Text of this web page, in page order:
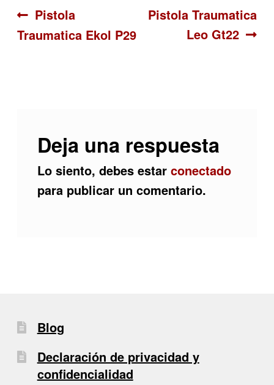
Navegación
de
Anterior:
Pistola
Traumatica Ekol P29
Siguiente:
Pistola Traumatica
Leo Gt22
Deja una respuesta
Lo siento, debes estar conectado
para publicar un comentario.
Blog
Declaración de privacidad y
confidencialidad